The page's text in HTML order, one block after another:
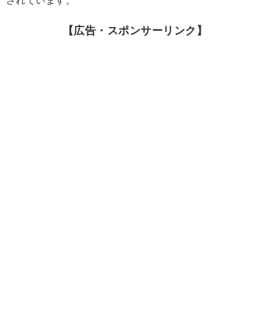
【広告・スポンサーリンク】